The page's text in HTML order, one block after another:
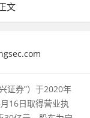
文
证券”）于2020年
16日取得营业执